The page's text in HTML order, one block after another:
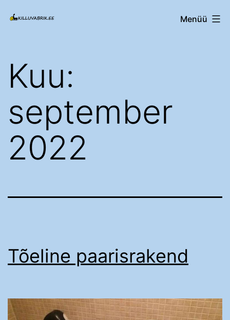
Killuvabrik.ee Menüü
Kuu:
september
2022
Tõeline paarisrakend